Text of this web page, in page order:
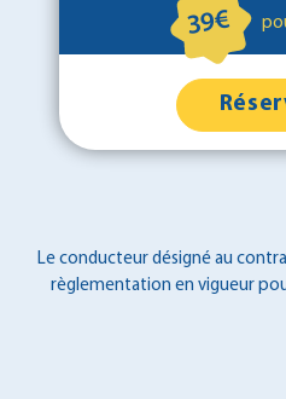
39€
Le conducteur désigné au
règlementation en vigueur